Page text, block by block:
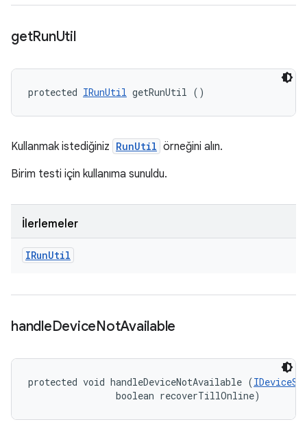
getRunUtil
protected IRunUtil getRunUtil ()
Kullanmak istediğiniz RunUtil örneğini alın.
Birim testi için kullanıma sunuldu.
İlerlemeler
IRunUtil
handleDeviceNotAvailable
protected void handleDeviceNotAvailable (
                boolean recoverTillOnline)